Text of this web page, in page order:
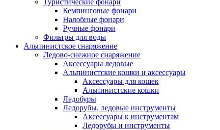
Туристические фонари
Кемпинговые фонари
Налобные фонари
Ручные фонари
Фильтры для воды
Альпинистское снаряжение
Ледово-снежное снаряжение
Аксессуары ледовые
Альпинистские кошки и аксессуары
Аксессуары для кошек
Альпинистские кошки
Ледобуры
Ледорубы, ледовые инструменты
Аксессуары к инструментам
Ледорубы и инструменты